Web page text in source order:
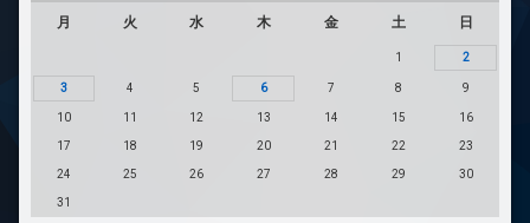
月 火 水 木 金 土 日
1 2
3 4 5 6 7 8 9
10 11 12 13 14 15 16
17 18 19 20 21 22 23
24 25 26 27 28 29 30
31